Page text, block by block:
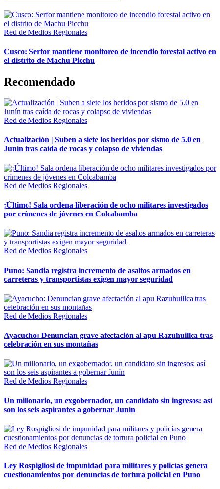
Red de Medios Regionales
Cusco: Serfor mantiene monitoreo de incendio forestal activo en
el distrito de Machu Picchu
Recomendado
Red de Medios Regionales
Actualización | Suben a siete los heridos por sismo de 5.0 en
Junín tras caída de rocas y colapso de viviendas
Red de Medios Regionales
¡Último! Sala ordena liberación de ocho militares investigados
por crímenes de jóvenes en Colcabamba
Red de Medios Regionales
Puno: Sandia registra incremento de asaltos armados en
carreteras y transportistas exigen mayor seguridad
Red de Medios Regionales
Ayacucho: Denuncian grave afectación al apu Razuhuillca tras
celebración en sus montañas
Red de Medios Regionales
Un millonario, un exgobernador, un candidato sin ingresos: así
son los seis aspirantes a gobernar Junín
Red de Medios Regionales
Ley Rospigliosi de impunidad para militares y policías genera
cuestionamientos por denuncias de tortura policial en Puno